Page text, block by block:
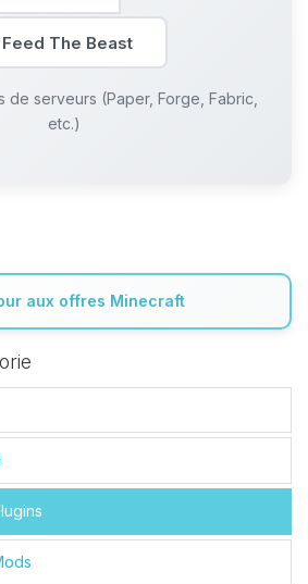
The Beast
de serveurs (Paper, Forge, Fabric,
etc.)
aux offres Minecraft